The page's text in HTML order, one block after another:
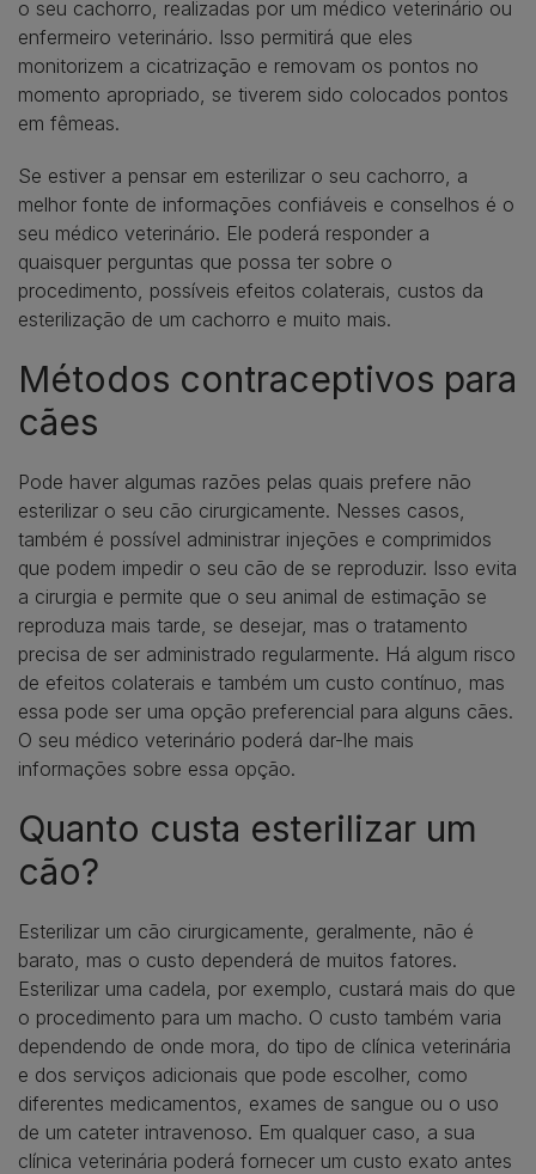
o seu cachorro, realizadas por um médico veterinário ou
enfermeiro veterinário. Isso permitirá que eles
monitorizem a cicatrização e removam os pontos no
momento apropriado, se tiverem sido colocados pontos
em fêmeas.
Se estiver a pensar em esterilizar o seu cachorro, a
melhor fonte de informações confiáveis e conselhos é o
seu médico veterinário. Ele poderá responder a
quaisquer perguntas que possa ter sobre o
procedimento, possíveis efeitos colaterais, custos da
esterilização de um cachorro e muito mais.
Métodos contraceptivos para
cães
Pode haver algumas razões pelas quais prefere não
esterilizar o seu cão cirurgicamente. Nesses casos,
também é possível administrar injeções e comprimidos
que podem impedir o seu cão de se reproduzir. Isso evita
a cirurgia e permite que o seu animal de estimação se
reproduza mais tarde, se desejar, mas o tratamento
precisa de ser administrado regularmente. Há algum risco
de efeitos colaterais e também um custo contínuo, mas
essa pode ser uma opção preferencial para alguns cães.
O seu médico veterinário poderá dar-lhe mais
informações sobre essa opção.
Quanto custa esterilizar um
cão?
Esterilizar um cão cirurgicamente, geralmente, não é
barato, mas o custo dependerá de muitos fatores.
Esterilizar uma cadela, por exemplo, custará mais do que
o procedimento para um macho. O custo também varia
dependendo de onde mora, do tipo de clínica veterinária
e dos serviços adicionais que pode escolher, como
diferentes medicamentos, exames de sangue ou o uso
de um cateter intravenoso. Em qualquer caso, a sua
clínica veterinária poderá fornecer um custo exato antes